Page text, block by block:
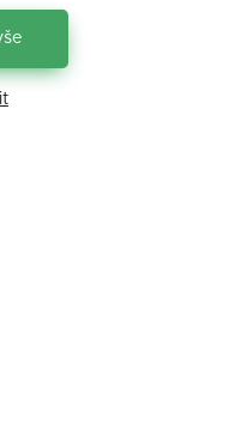
její splácení v průběhu